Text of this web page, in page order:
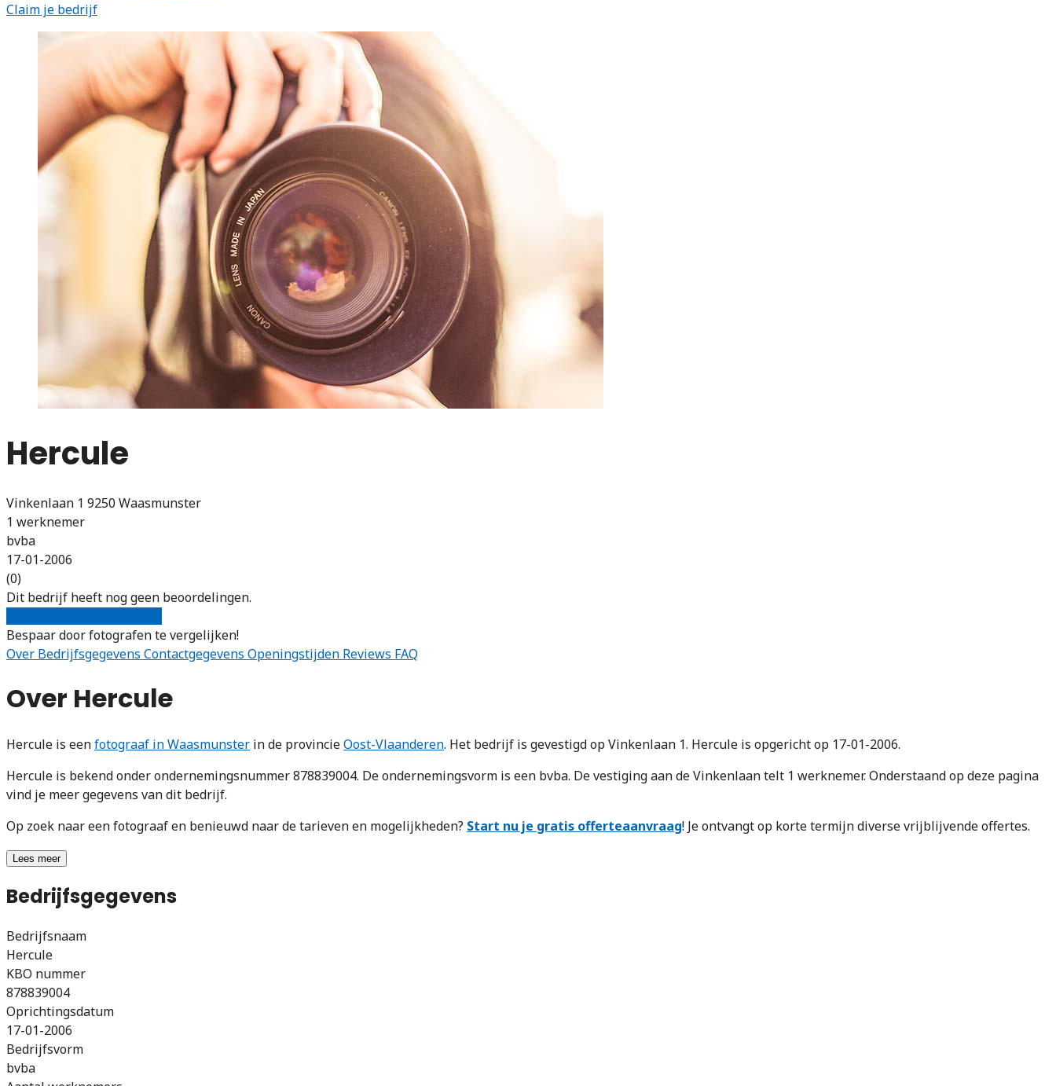
Claim je bedrijf
Hercule
Vinkenlaan 1 9250 Waasmunster
1 werknemer
bvba
17-01-2006
(0)
Dit bedrijf heeft nog geen beoordelingen.
Bespaar door fotografen te vergelijken!
Over Bedrijfsgegevens Contactgegevens Openingstijden Reviews FAQ
Over Hercule
Hercule is eenfotograaf in Waasmunster in de provincieOost-Vlaanderen. Het bedrijf is gevestigd op Vinkenlaan 1. Hercule is opgericht op 17-01-2006.
Hercule is bekend onder ondernemingsnummer 878839004. De ondernemingsvorm is een bvba. De vestiging aan de Vinkenlaan telt 1 werknemer. Onderstaand op deze pagina
vind je meer gegevens van dit bedrijf.
Op zoek naar een fotograaf en benieuwd naar de tarieven en mogelijkheden? Start nu je gratis offerteaanvraag! Je ontvangt op korte termijn diverse vrijblijvende offertes.
Lees meer
Bedrijfsgegevens
Bedrijfsnaam
Hercule
KBO nummer
878839004
Oprichtingsdatum
17-01-2006
Bedrijfsvorm
bvba